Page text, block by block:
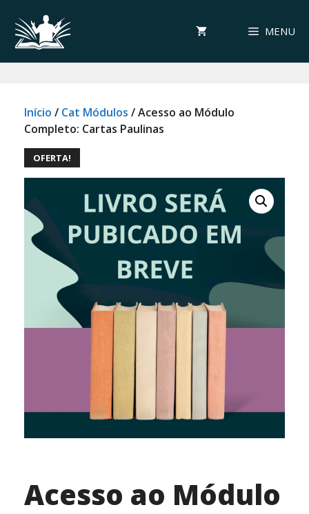
para
MENU
Início / Cat Módulos / Acesso ao Módulo
Completo: Cartas Paulinas
OFERTA!
Acesso ao Módulo